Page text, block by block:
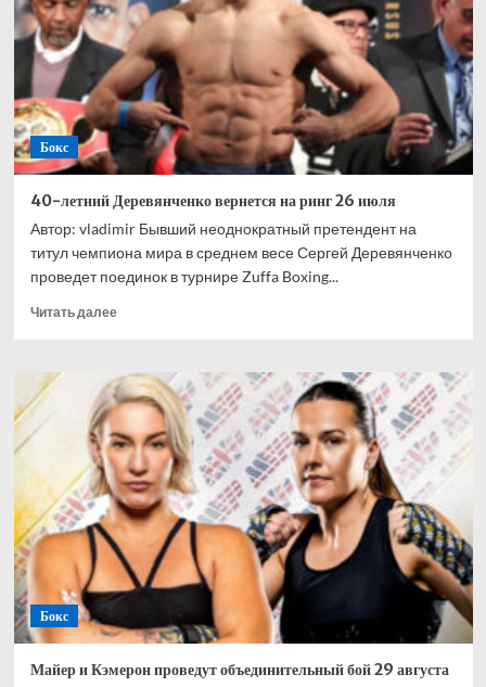
Какаче
на
Урале
было
бы
мощно
Бокс
40-летний Деревянченко вернется на ринг 26 июля
Автор: vladimir Бывший неоднократный претендент на
титул чемпиона мира в среднем весе Сергей Деревянченко
проведет поединок в турнире Zuffa Boxing...
Читать далееПрочитать
40-
летний
Деревянченко
вернется
на
ринг
26
июля
Бокс
Майер и Кэмерон проведут объединительный бой 29 августа